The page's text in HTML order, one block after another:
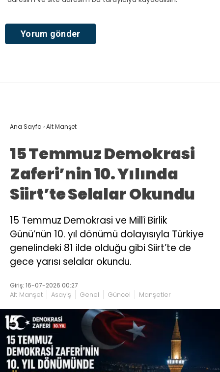
Ana Sayfa ›Alt Manşet
15 Temmuz Demokrasi
Zaferi’nin 10. Yılında
Siirt’te Selalar Okundu
15 Temmuz Demokrasi ve Millî Birlik
Günü’nün 10. yıl dönümü dolayısıyla Türkiye
genelindeki 81 ilde olduğu gibi Siirt’te de
gece yarısı selalar okundu.
Giriş: 16-07-2026 00:27
Alt Manşet Asayiş Genel Güncel Manşetler